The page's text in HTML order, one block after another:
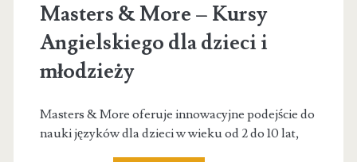
Masters & More – Kursy
Angielskiego dla dzieci i
młodzieży
Masters & More oferuje innowacyjne podejście do
nauki języków dla dzieci w wieku od 2 do 10 lat,